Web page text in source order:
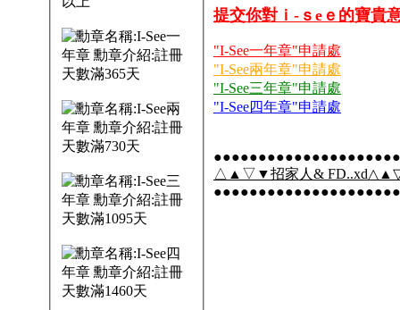
提交你對ｉ-ｓeｅ的寶貴
"I-See一年章"申請處
"I-See兩年章"申請處
"I-See三年章"申請處
"I-See四年章"申請處
△▲▽▼招家人&